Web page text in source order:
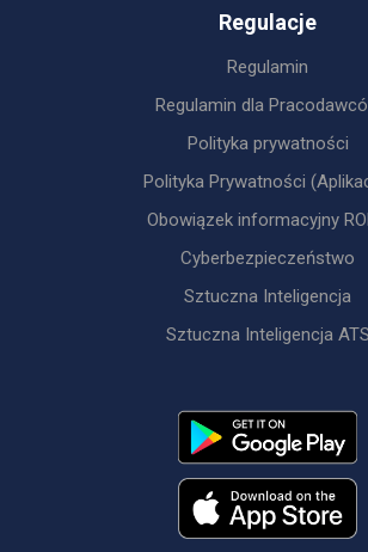
Regulacje
Regulamin
Regulamin dla
Polityka prywatności
Polityka Prywatności
Obowiązek informacyjny
Cyberbezpieczeństwo
Sztuczna Inteligencja
Sztuczna Inteligencja ATS